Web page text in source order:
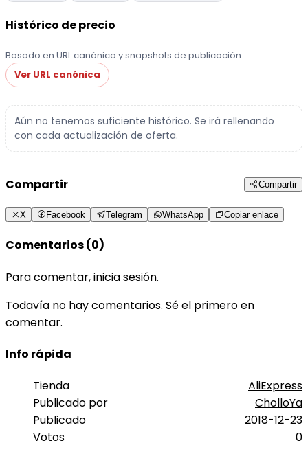
Histórico de precio
Basado en URL canónica y snapshots de publicación.
Ver URL canónica
Aún no tenemos suficiente histórico. Se irá rellenando
con cada actualización de oferta.
Compartir Compartir
X Facebook Telegram WhatsApp Copiar enlace
Comentarios (0)
Para comentar,inicia sesión.
Todavía no hay comentarios. Sé el primero en
comentar.
Info rápida
Tienda
AliExpress
Publicado por
CholloYa
Publicado
2018-12-23
Votos
0